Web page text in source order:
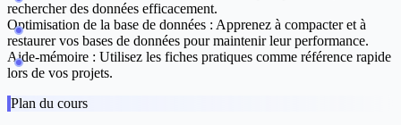
rechercher des données efficacement.
Optimisation de la base de données : Apprenez à compacter et à
restaurer vos bases de données pour maintenir leur performance.
Aide-mémoire : Utilisez les fiches pratiques comme référence rapide
lors de vos projets.
Plan du cours